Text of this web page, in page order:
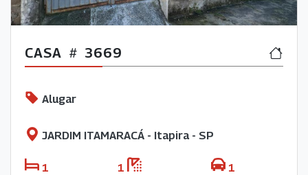
CASA 3669
Alugar
JARDIM ITAMARACÁ - Itapira - SP
1 1